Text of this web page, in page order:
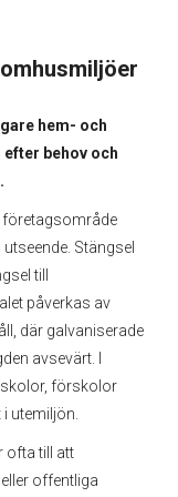
hem- och
behov och
företagsområde
Stängsel
till
påverkas av
där galvaniserade
avsevärt. I
skolor, förskolor
utemiljön.
ofta till att
offentliga